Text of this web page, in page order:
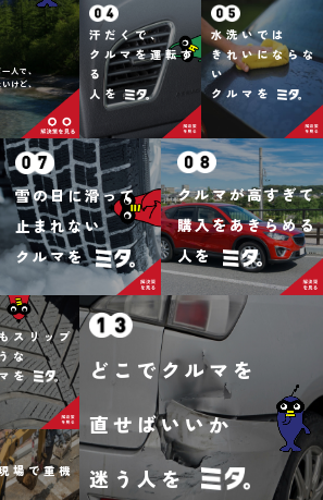
人で、
けど、
汗だくで、
クルマを運転す
る
人を
水洗いでは
きれいにならな
い
クルマを
雪の日に滑って
止まれない
クルマを
クルマが高すぎて
購入をあきらめる
人を
スリップ
な
を
場で重機
どこでクルマを
直せばいいか
迷う人を